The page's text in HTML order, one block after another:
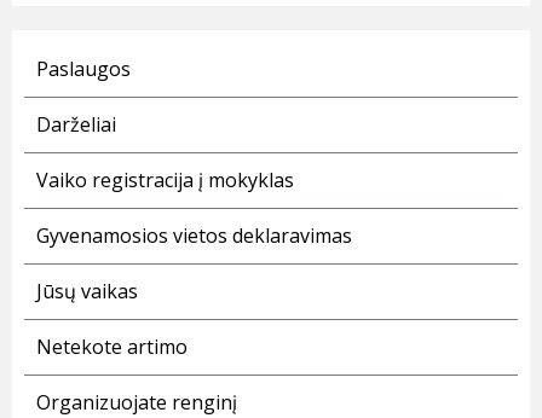
Paslaugos
Darželiai
Vaiko registracija į mokyklas
Gyvenamosios vietos deklaravimas
Jūsų vaikas
Netekote artimo
Organizuojate renginį